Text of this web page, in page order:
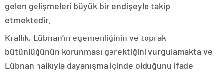
gelen gelişmeleri büyük bir endişeyle takip
etmektedir.
Krallık, Lübnan’ın egemenliğinin ve toprak
bütünlüğünün korunması gerektiğini vurgulamakta ve
Lübnan halkıyla dayanışma içinde olduğunu ifade